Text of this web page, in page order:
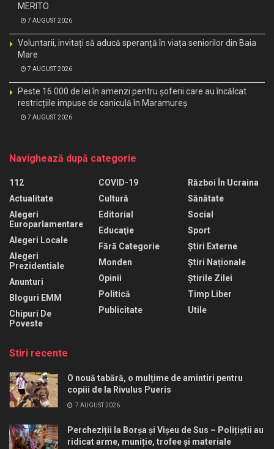
MERITO
7 AUGUST 2026
Voluntarii, invitați să aducă speranță în viața seniorilor din Baia
Mare
7 AUGUST 2026
Peste 16.000 de lei în amenzi pentru șoferii care au încălcat
restricțiile impuse de caniculă în Maramureș
7 AUGUST 2026
Navighează după categorie
112
Actualitate
Alegeri
Europarlamentare
Alegeri Locale
Alegeri
Prezidentiale
Anunturi
Bloguri EMM
Chipuri De
Poveste
COVID-19
Cultură
Editorial
Educaţie
Fără Categorie
Monden
Opinii
Politică
Publicitate
Război În Ucraina
Sănătate
Social
Sport
Știri Externe
Știri Naționale
Știrile Zilei
Timp Liber
Utile
Stiri recente
O nouă tabără, o mulțime de amintiri pentru
copiii de la Rivulus Pueris
7 AUGUST 2026
Percheziții la Borșa și Vișeu de Sus – Polițiștii au
ridicat arme, muniție, trofee și materiale